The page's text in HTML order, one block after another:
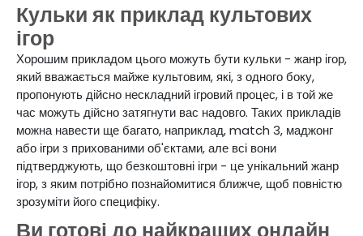
Кульки як приклад культових
ігор
Хорошим прикладом цього можуть бути кульки - жанр ігор,
який вважається майже культовим, які, з одного боку,
пропонують дійсно нескладний ігровий процес, і в той же
час можуть дійсно затягнути вас надовго. Таких прикладів
можна навести ще багато, наприклад, match 3, маджонг
або ігри з прихованими об'єктами, але всі вони
підтверджують, що безкоштовні ігри - це унікальний жанр
ігор, з яким потрібно познайомитися ближче, щоб повністю
зрозуміти його специфіку.